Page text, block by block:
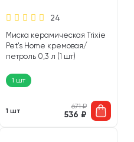
24
Миска керамическая Trixie
Pet's Home кремовая/
петроль 0,3 л (1 шт)
1 шт
1 шт
671₽
536 ₽